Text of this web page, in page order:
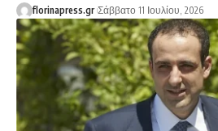
florinapress.gr Σάββατο 11 Ιουλίου, 2026